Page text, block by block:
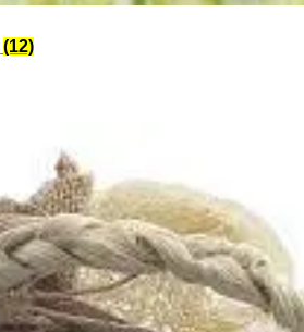
(12)